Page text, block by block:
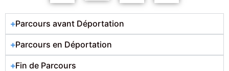
Parcours avant Déportation
Parcours en Déportation
Fin de Parcours